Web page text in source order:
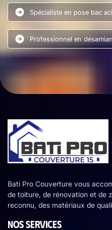
Spécialiste en pose bac
Professionnel en
Bati Pro Couverture vous
de toiture, de rénovation et de
reconnu, des matériaux de
NOS SERVICES